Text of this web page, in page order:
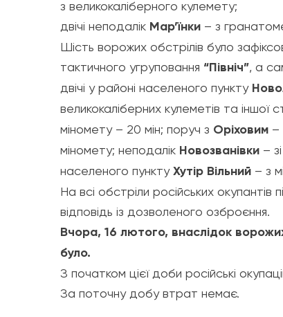
з великокаліберного кулемету;
двічі неподалік Мар’їнки – з
Шість ворожих обстрілів було
тактичного угруповання “Північ”, а
двічі у районі населеного пункту
великокаліберних кулеметів та іншої
міномету – 20 мін; поруч з Оріховим –
міномету; неподалік Новозванівки –
населеного пунктуХутір Вільний – з
На всі обстріли російських
відповідь із дозволеного озброєння.
Вчора, 16 лютого, внаслідок
було.
З початком цієї доби російські
За поточну добу втрат немає.